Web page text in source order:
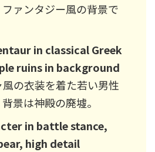
ァンタジー風の背景で
in classical Greek
ruins in background
の衣装を着た若い男性
景は神殿の廃墟。
in battle stance,
high detail